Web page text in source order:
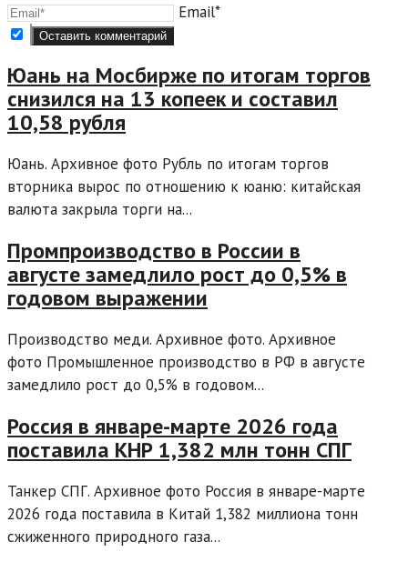
Email*
Юань на Мосбирже по итогам торгов
снизился на 13 копеек и составил
10,58 рубля
Юань. Архивное фото Рубль по итогам торгов
вторника вырос по отношению к юаню: китайская
валюта закрыла торги на...
Промпроизводство в России в
августе замедлило рост до 0,5% в
годовом выражении
Производство меди. Архивное фото. Архивное
фото Промышленное производство в РФ в августе
замедлило рост до 0,5% в годовом...
Россия в январе-марте 2026 года
поставила КНР 1,382 млн тонн СПГ
Танкер СПГ. Архивное фото Россия в январе-марте
2026 года поставила в Китай 1,382 миллиона тонн
сжиженного природного газа...